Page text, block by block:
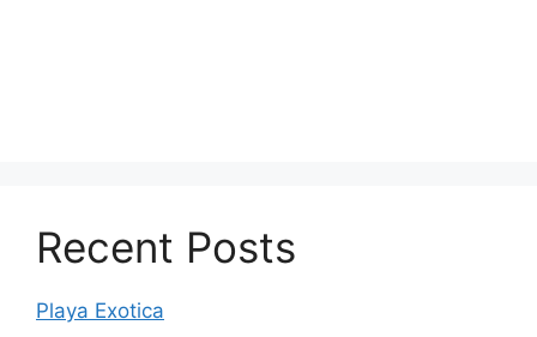
Recent Posts
Playa Exotica